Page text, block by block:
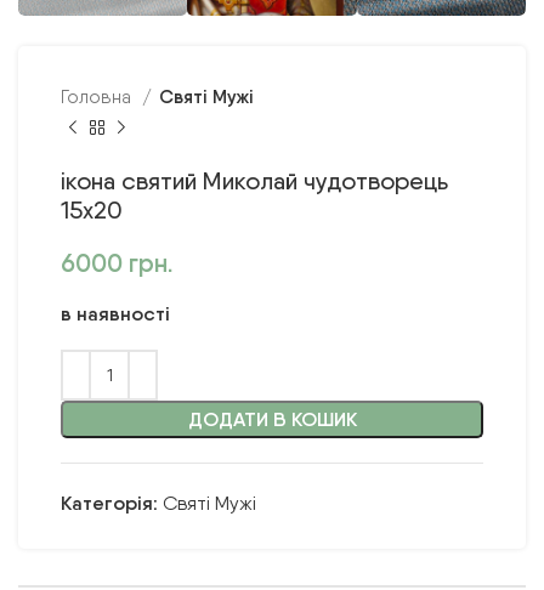
Головна Святі Мужі
ікона святий Миколай чудотворець
15х20
6000 грн.
в наявності
ДОДАТИ В КОШИК
Категорія: Святі Мужі